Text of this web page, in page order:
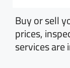
Buy or sell
prices,
services